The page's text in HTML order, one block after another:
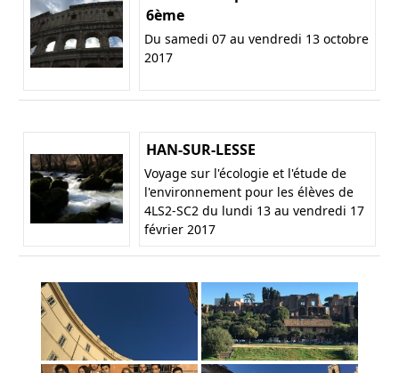
6ème
Du samedi 07 au vendredi 13 octobre
2017
HAN-SUR-LESSE
Voyage sur l'écologie et l'étude de
l'environnement pour les élèves de
4LS2-SC2 du lundi 13 au vendredi 17
février 2017